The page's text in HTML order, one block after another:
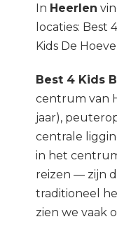
In Heerlen
locaties: Best
Kids De Hoeve.
Best 4 Kids
centrum van
jaar),
centrale
in het
reizen — zijn
traditioneel
zien we vaak